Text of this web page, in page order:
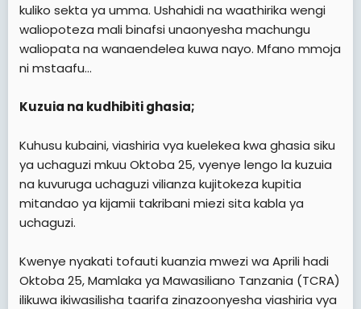
kuliko sekta ya umma. Ushahidi na waathirika wengi
waliopoteza mali binafsi unaonyesha machungu
waliopata na wanaendelea kuwa nayo. Mfano mmoja
ni mstaafu...
Kuzuia na kudhibiti ghasia;
Kuhusu kubaini, viashiria vya kuelekea kwa ghasia siku
ya uchaguzi mkuu Oktoba 25, vyenye lengo la kuzuia
na kuvuruga uchaguzi vilianza kujitokeza kupitia
mitandao ya kijamii takribani miezi sita kabla ya
uchaguzi.
Kwenye nyakati tofauti kuanzia mwezi wa Aprili hadi
Oktoba 25, Mamlaka ya Mawasiliano Tanzania (TCRA)
ilikuwa ikiwasilisha taarifa zinazoonyesha viashiria vya